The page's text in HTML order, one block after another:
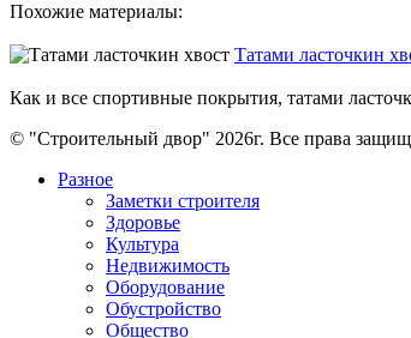
Похожие материалы:
Татами ласточкин
Как и все спортивные покрытия, татами
© "Строительный двор" 2026г. Все права
Разное
Заметки строителя
Здоровье
Культура
Недвижимость
Оборудование
Обустройство
Общество